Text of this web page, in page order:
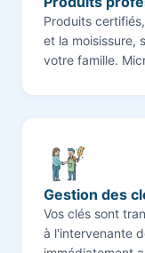
Produits
et la moisissure,
votre famille.
Gestion des
Vos clés sont
à l'intervenante